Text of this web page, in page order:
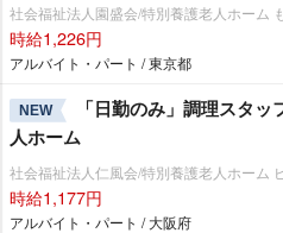
社会福祉法人園盛会/特別養護老人ホーム
時給1,226円
アルバイト・パート / 東京都
NEW
「日勤のみ」調理スタ
人ホーム
社会福祉法人仁風会/特別養護老人ホーム
時給1,177円
アルバイト・パート / 大阪府